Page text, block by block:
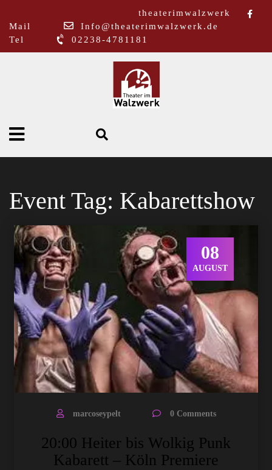
theaterimwalzwerk
Mail
Info@theaterimwalzwerk.de
Tel
02238-4781181
Event Tag: Kabarettshow
08
AUGUST
marcoseypelt 0 Comments
20:00 Heiter bis Wolkig Punk
Kabarett – Köln Premiere